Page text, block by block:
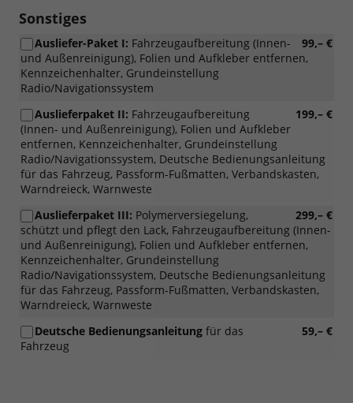
Sonstiges
99,– €
Ausliefer-Paket I: Fahrzeugaufbereitung (Innen-
und Außenreinigung), Folien und Aufkleber entfernen,
Kennzeichenhalter, Grundeinstellung
Radio/Navigationssystem
199,– €
Auslieferpaket II: Fahrzeugaufbereitung
(Innen- und Außenreinigung), Folien und Aufkleber
entfernen, Kennzeichenhalter, Grundeinstellung
Radio/Navigationssystem, Deutsche Bedienungsanleitung
für das Fahrzeug, Passform-Fußmatten, Verbandskasten,
Warndreieck, Warnweste
299,– €
Auslieferpaket III: Polymerversiegelung,
schützt und pflegt den Lack, Fahrzeugaufbereitung (Innen-
und Außenreinigung), Folien und Aufkleber entfernen,
Kennzeichenhalter, Grundeinstellung
Radio/Navigationssystem, Deutsche Bedienungsanleitung
für das Fahrzeug, Passform-Fußmatten, Verbandskasten,
Warndreieck, Warnweste
59,– €
Deutsche Bedienungsanleitung für das
Fahrzeug